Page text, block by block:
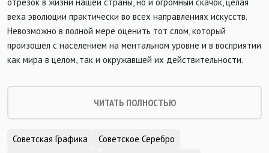
веха эволюции практически во всех направлениях искусств.
Невозможно в полной мере оценить тот слом, который
произошел с населением на ментальном уровне и в восприятии
как мира в целом, так и окружавшей их действительности.
ЧИТАТЬ ПОЛНОСТЬЮ
Советская Графика
Советское Серебро